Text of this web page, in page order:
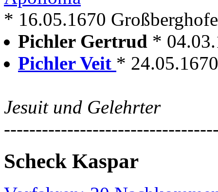
* 16.05.1670
Pichler Gertrud *
Pichler Veit *
Jesuit und Gelehrter
Scheck Kaspar